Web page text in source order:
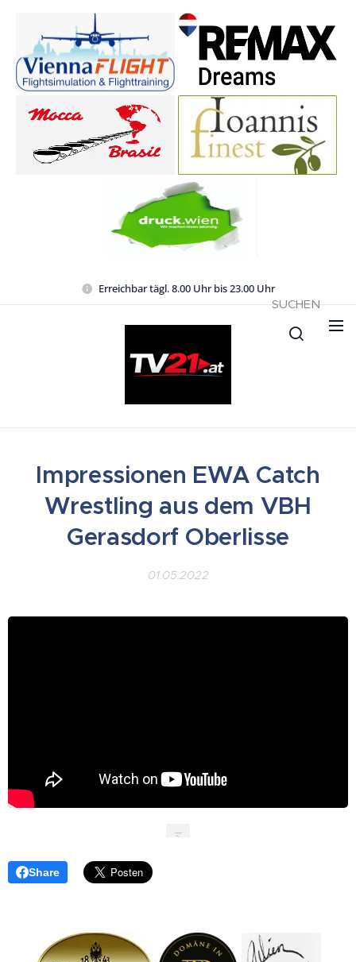
Erreichbar tägl. 8.00 Uhr bis 23.00 Uhr
SUCHEN
Impressionen EWA Catch
Wrestling aus dem VBH
Gerasdorf Oberlisse
01.05.2022
Share